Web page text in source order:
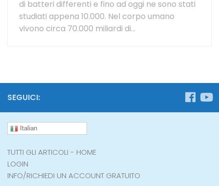
di batteri differenti e fino ad oggi ne sono stati
studiati appena 10.000. Nel corpo umano
vivono circa 70.000 miliardi di...
SEGUICI:
Italian
TUTTI GLI ARTICOLI - HOME
LOGIN
INFO/RICHIEDI UN ACCOUNT GRATUITO